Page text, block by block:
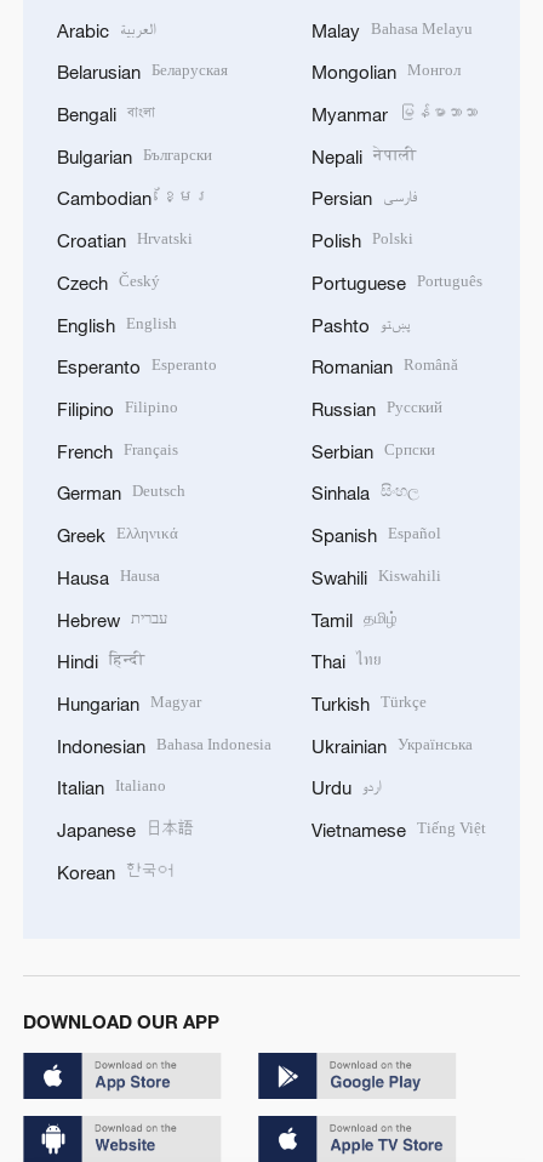
Arabic العربية
Belarusian Беларуская
Bengali বাংলা
Bulgarian Български
Cambodian ខ្មែរ
Croatian Hrvatski
Czech Český
English English
Esperanto Esperanto
Filipino Filipino
French Français
German Deutsch
Greek Ελληνικά
Hausa Hausa
Hebrew עברית
Hindi हिन्दी
Hungarian Magyar
Indonesian Bahasa Indonesia
Italian Italiano
Japanese 日本語
Korean 한국어
Malay Bahasa Melayu
Mongolian Монгол
Myanmar မြန်မာဘာသာ
Nepali नेपाली
Persian فارسی
Polish Polski
Portuguese Português
Pashto پښتو
Romanian Română
Russian Русский
Serbian Српски
Sinhala සිංහල
Spanish Español
Swahili Kiswahili
Tamil தமிழ்
Thai ไทย
Turkish Türkçe
Ukrainian Українська
Urdu اردو
Vietnamese Tiếng Việt
DOWNLOAD OUR APP